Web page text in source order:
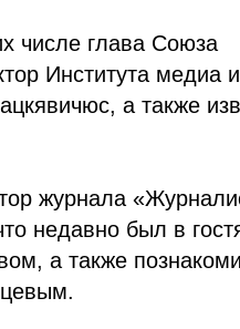
числе глава Союза
Института медиа и
а также
журнала
недавно был в
а также